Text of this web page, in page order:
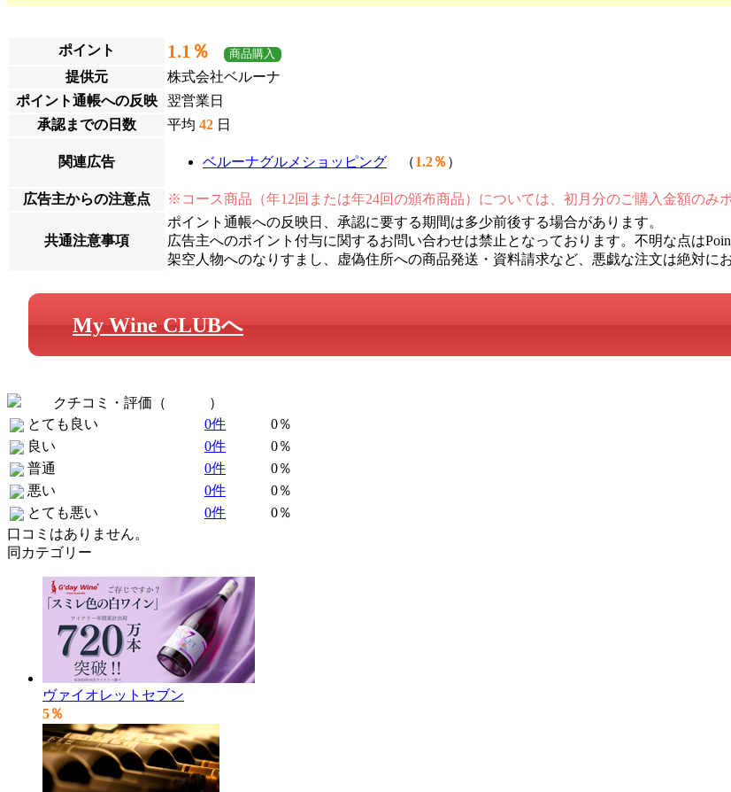
ポイント 1.1％ 商品購入
提供元
株式会社ベルーナ
ポイント通帳への反映
翌営業日
承認までの日数
平均 42 日
関連広告 ベルーナグルメショッピング （1.2％ ）
広告主からの注意点 ※コース商品（年12回または年24回の頒布商品）については、初月分のご購入金額のみ
共通注意事項
ポイント通帳への反映日、承認に要する期間は多少前後する場合があります。
広告主へのポイント付与に関するお問い合わせは禁止となっております。不明な点は
架空人物へのなりすまし、虚偽住所への商品発送・資料請求など、悪戯な注文は絶対に
My Wine CLUBへ
クチコミ・評価（
）
とても良い
0件
0％
良い
0件
0％
普通
0件
0％
悪い
0件
0％
とても悪い
0件
0％
口コミはありません。
同カテゴリー
ヴァイオレットセブン
5％